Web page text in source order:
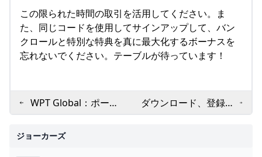
この限られた時間の取引を活用してください。ま
た、同じコードを使用してサインアップして、バン
クロールと特別な特典を真に最大化するボーナスを
忘れないでください。テーブルが待っています！
WPT Global：ポーカ
ープレーヤー向けの最
高の選択肢
ダウンロード、登録、
およびマスターWPT
ジョーカーズ